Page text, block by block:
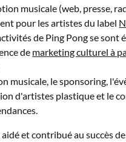
musicale (web, presse,
pour les artistes du label
de Ping Pong se sont
de marketing culturel à
musicale, le sponsoring,
d'artistes plastique et le
aidé et contribué au succès